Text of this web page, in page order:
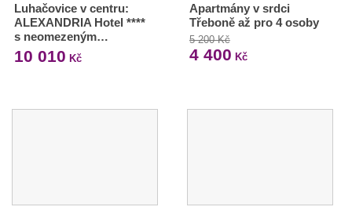
Luhačovice v centru:
ALEXANDRIA Hotel ****
s neomezeným…
10 010 Kč
Apartmány v srdci
Třeboně až pro 4 osoby
5 200 Kč
4 400 Kč